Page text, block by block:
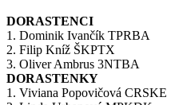
DORASTENCI
1. Dominik Ivančík TPRBA
2. Filip Kníž ŠKPTX
3. Oliver Ambrus 3NTBA
DORASTENKY
1. Viviana Popovičová CRSKE